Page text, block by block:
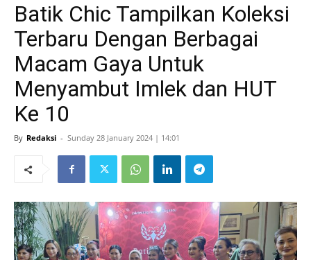
Batik Chic Tampilkan Koleksi
Terbaru Dengan Berbagai
Macam Gaya Untuk
Menyambut Imlek dan HUT
Ke 10
By Redaksi - Sunday 28 January 2024 | 14:01